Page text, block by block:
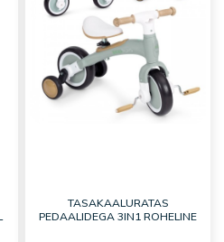
TASAKAALURATAS
PEDAALIDEGA 3IN1 ROHELINE